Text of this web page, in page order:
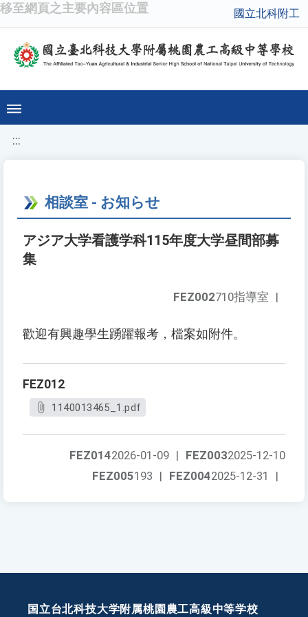
移至網頁之主要內容區位置 國立北科附工
:::
相談室 - お知らせ
アジア大学看護学科115年度大学昼間部募
集
FEZ002710指導室 |
歡迎有興趣學生踴躍報考，檔案如附件。
FEZ012
1140013465_1.pdf
FEZ0032025-12-10
FEZ0142026-01-09 |
FEZ0042025-12-31 |
FEZ005193 |
国立台北科技大学附属桃園農工高級中等学校